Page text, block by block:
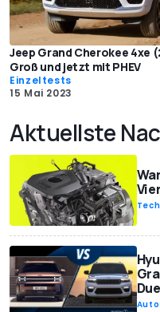
Jeep Grand Cherokee 4xe
Groß und jetzt mit PHEV
Einzeltests
15 Mai 2023
Aktuellste
Auto